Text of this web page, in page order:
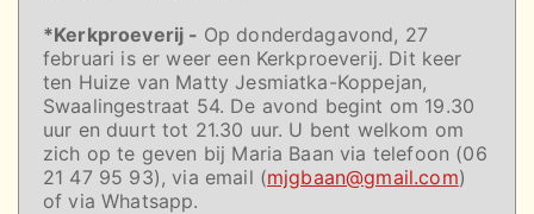
*Kerkproeverij - Op donderdagavond, 27
februari is er weer een Kerkproeverij. Dit keer
ten Huize van Matty Jesmiatka-Koppejan,
Swaalingestraat 54. De avond begint om 19.30
uur en duurt tot 21.30 uur. U bent welkom om
zich op te geven bij Maria Baan via telefoon (06
21 47 95 93), via email (mjgbaan@gmail.com)
of via Whatsapp.